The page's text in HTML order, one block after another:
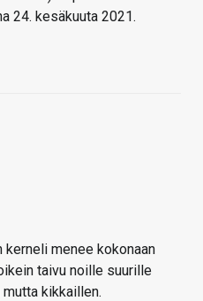
24. kesäkuuta 2021.
menee kokonaan
taivu noille suurille
kikkaillen.